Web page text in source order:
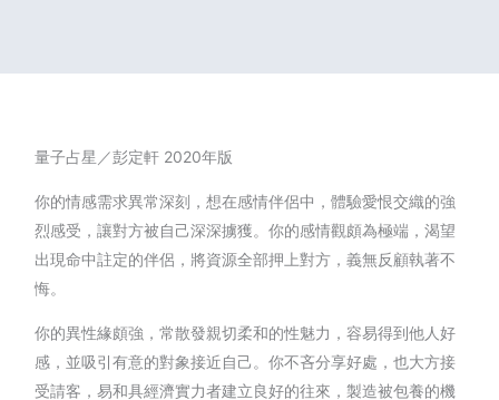
量子占星／彭定軒 2020年版
你的情感需求異常深刻，想在感情伴侶中，體驗愛恨交織的強
烈感受，讓對方被自己深深擄獲。你的感情觀頗為極端，渴望
出現命中註定的伴侶，將資源全部押上對方，義無反顧執著不
悔。
你的異性緣頗強，常散發親切柔和的性魅力，容易得到他人好
感，並吸引有意的對象接近自己。你不吝分享好處，也大方接
受請客，易和具經濟實力者建立良好的往來，製造被包養的機